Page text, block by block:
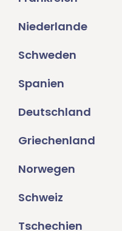
Niederlande
Schweden
Spanien
Deutschland
Griechenland
Norwegen
Schweiz
Tschechien